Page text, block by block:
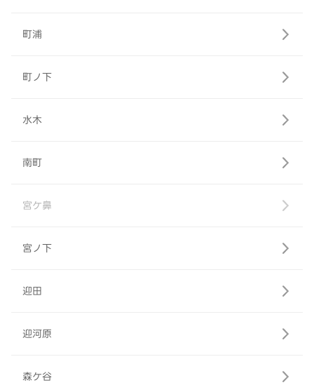
町浦
町ノ下
水木
南町
宮ケ鼻
宮ノ下
迎田
迎河原
森ケ谷